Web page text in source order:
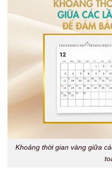
Khoảng thời gian vàng giữa